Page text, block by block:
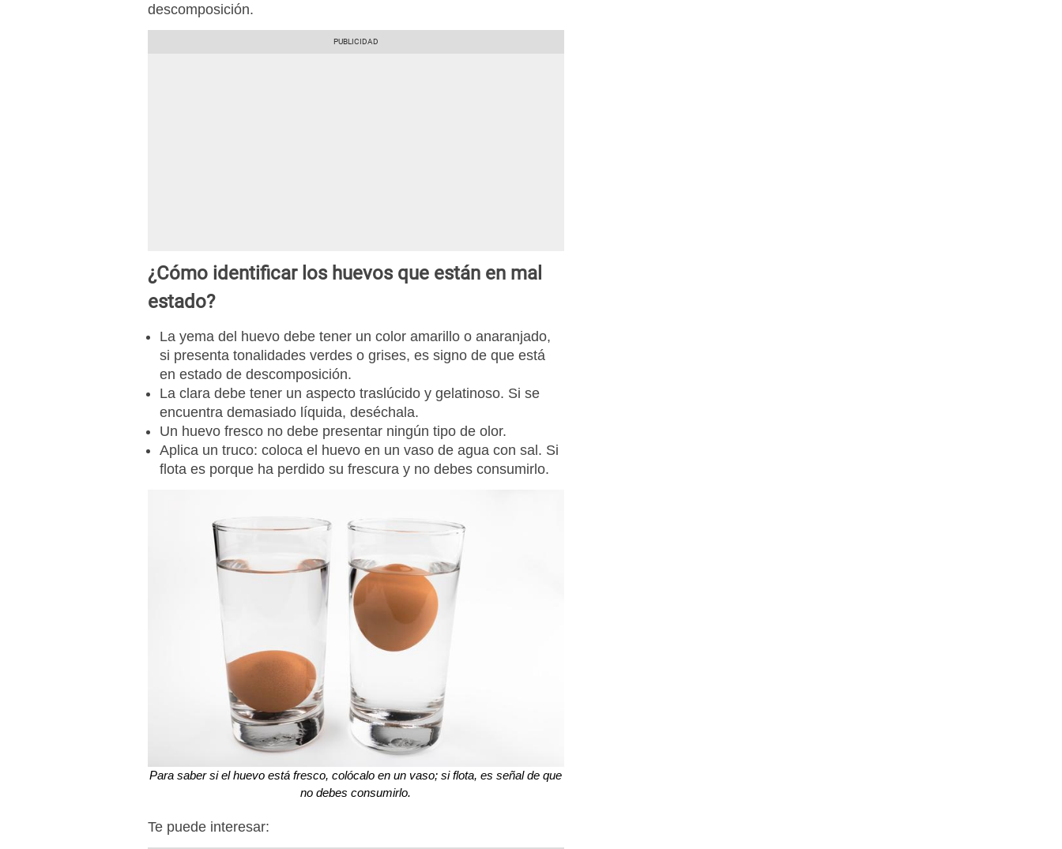
descomposición.
¿Cómo identificar los huevos que están en mal
estado?
La yema del huevo debe tener un color amarillo o anaranjado,
si presenta tonalidades verdes o grises, es signo de que está
en estado de descomposición.
La clara debe tener un aspecto traslúcido y gelatinoso. Si se
encuentra demasiado líquida, deséchala.
Un huevo fresco no debe presentar ningún tipo de olor.
Aplica un truco: coloca el huevo en un vaso de agua con sal. Si
flota es porque ha perdido su frescura y no debes consumirlo.
Para saber si el huevo está fresco, colócalo en un vaso; si flota, es señal de que
no debes consumirlo.
Te puede interesar: